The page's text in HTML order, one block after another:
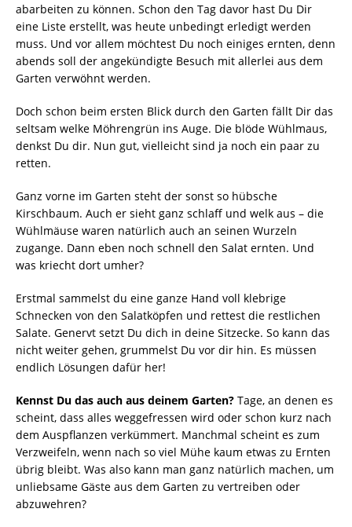
abarbeiten zu können. Schon den Tag davor hast Du Dir
eine Liste erstellt, was heute unbedingt erledigt werden
muss. Und vor allem möchtest Du noch einiges ernten, denn
abends soll der angekündigte Besuch mit allerlei aus dem
Garten verwöhnt werden.
Doch schon beim ersten Blick durch den Garten fällt Dir das
seltsam welke Möhrengrün ins Auge. Die blöde Wühlmaus,
denkst Du dir. Nun gut, vielleicht sind ja noch ein paar zu
retten.
Ganz vorne im Garten steht der sonst so hübsche
Kirschbaum. Auch er sieht ganz schlaff und welk aus – die
Wühlmäuse waren natürlich auch an seinen Wurzeln
zugange. Dann eben noch schnell den Salat ernten. Und
was kriecht dort umher?
Erstmal sammelst du eine ganze Hand voll klebrige
Schnecken von den Salatköpfen und rettest die restlichen
Salate. Genervt setzt Du dich in deine Sitzecke. So kann das
nicht weiter gehen, grummelst Du vor dir hin. Es müssen
endlich Lösungen dafür her!
Kennst Du das auch aus deinem Garten? Tage, an denen es
scheint, dass alles weggefressen wird oder schon kurz nach
dem Auspflanzen verkümmert. Manchmal scheint es zum
Verzweifeln, wenn nach so viel Mühe kaum etwas zu Ernten
übrig bleibt. Was also kann man ganz natürlich machen, um
unliebsame Gäste aus dem Garten zu vertreiben oder
abzuwehren?